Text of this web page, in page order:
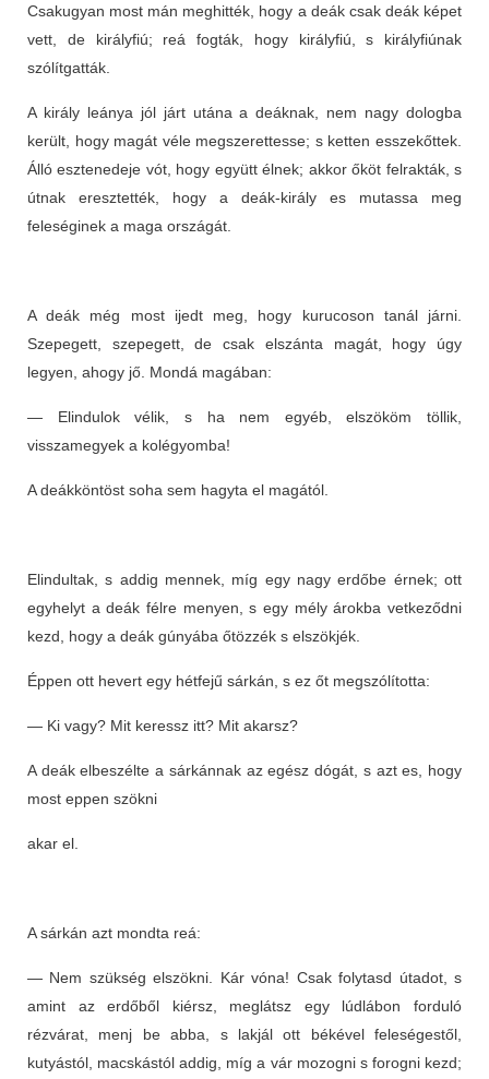
Csakugyan most mán meghitték, hogy a deák csak deák képet
vett, de királyfiú; reá fogták, hogy királyfiú, s királyfiúnak
szólítgatták.
A király leánya jól járt utána a deáknak, nem nagy dologba
került, hogy magát véle megszerettesse; s ketten esszekőttek.
Álló esztenedeje vót, hogy együtt élnek; akkor őköt felrakták, s
útnak eresztették, hogy a deák-király es mutassa meg
feleséginek a maga országát.
A deák még most ijedt meg, hogy kurucoson tanál járni.
Szepegett, szepegett, de csak elszánta magát, hogy úgy
legyen, ahogy jő. Mondá magában:
— Elindulok vélik, s ha nem egyéb, elszököm töllik,
visszamegyek a kolégyomba!
A deákköntöst soha sem hagyta el magától.
Elindultak, s addig mennek, míg egy nagy erdőbe érnek; ott
egyhelyt a deák félre menyen, s egy mély árokba vetkeződni
kezd, hogy a deák gúnyába őtözzék s elszökjék.
Éppen ott hevert egy hétfejű sárkán, s ez őt megszólította:
— Ki vagy? Mit keressz itt? Mit akarsz?
A deák elbeszélte a sárkánnak az egész dógát, s azt es, hogy
most eppen szökni
akar el.
A sárkán azt mondta reá:
— Nem szükség elszökni. Kár vóna! Csak folytasd útadot, s
amint az erdőből kiérsz, meglátsz egy lúdlábon forduló
rézvárat, menj be abba, s lakjál ott békével feleségestől,
kutyástól, macskástól addig, míg a vár mozogni s forogni kezd;